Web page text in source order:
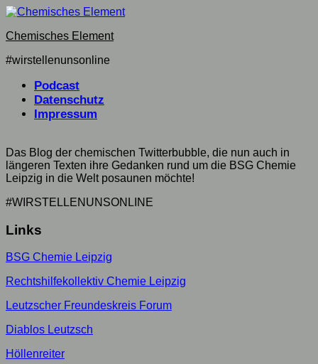
Skip
content
Chemisches Element
#wirstellenunsonline
Podcast
Datenschutz
Impressum
Das Blog der chemischen Twitterbubble, die nun auch in
längeren Texten ihre Gedanken rund um die BSG Chemie
Leipzig in die Welt posaunen möchte!
#WIRSTELLENUNSONLINE
Links
BSG Chemie Leipzig
Rechtshilfekollektiv Chemie Leipzig
Leutzscher Freundeskreis Forum
Diablos Leutzsch
Höllenreiter